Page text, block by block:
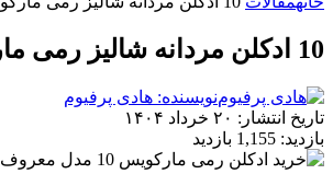
10 ادکلن مردانه شالیز رمی مارکویس معروف
نویسنده: هادی پرفیوم
تاریخ انتشار: ۲۰ خرداد ۱۴۰۴
بازدید: 1,155 بازدید